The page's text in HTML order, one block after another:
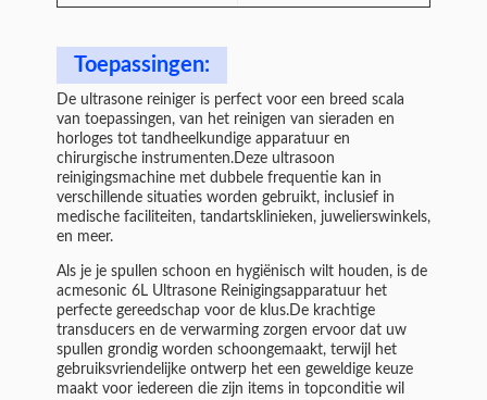
Toepassingen:
De ultrasone reiniger is perfect voor een breed scala
van toepassingen, van het reinigen van sieraden en
horloges tot tandheelkundige apparatuur en
chirurgische instrumenten.Deze ultrasoon
reinigingsmachine met dubbele frequentie kan in
verschillende situaties worden gebruikt, inclusief in
medische faciliteiten, tandartsklinieken, juwelierswinkels,
en meer.
Als je je spullen schoon en hygiënisch wilt houden, is de
acmesonic 6L Ultrasone Reinigingsapparatuur het
perfecte gereedschap voor de klus.De krachtige
transducers en de verwarming zorgen ervoor dat uw
spullen grondig worden schoongemaakt, terwijl het
gebruiksvriendelijke ontwerp het een geweldige keuze
maakt voor iedereen die zijn items in topconditie wil